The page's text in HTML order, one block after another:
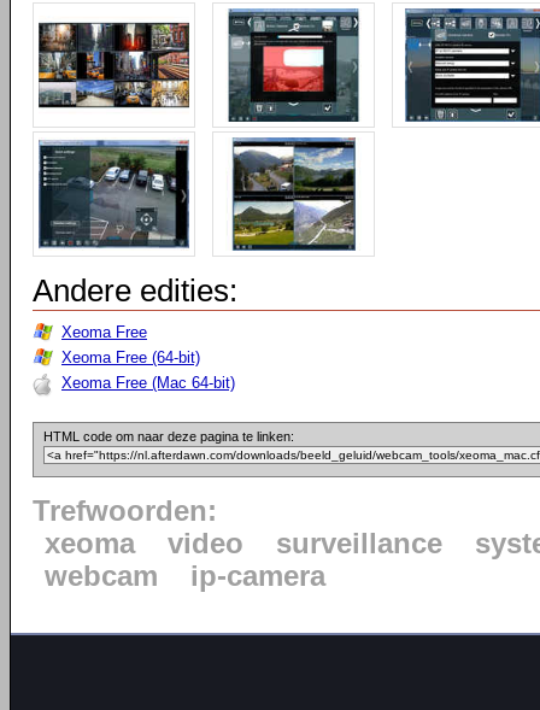
Andere edities:
Xeoma Free
Xeoma Free (64-bit)
Xeoma Free (Mac 64-bit)
HTML code om naar deze pagina te linken:
Trefwoorden:
xeoma
video surveillance
webcam
ip-camera